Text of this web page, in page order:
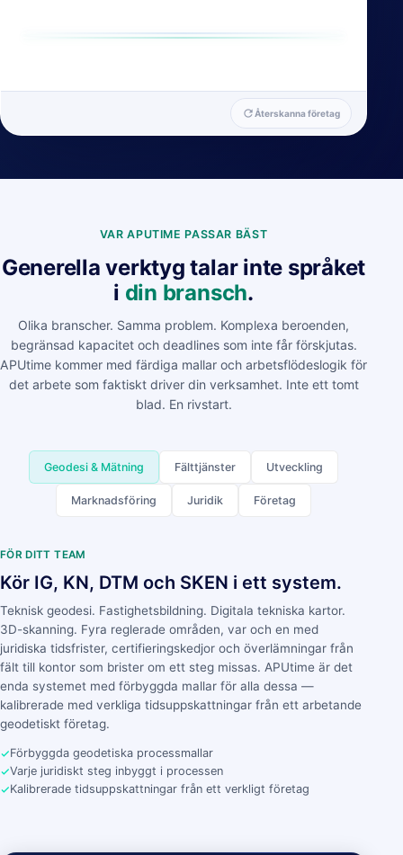
refreshÅterskanna företag
VAR APUTIME PASSAR BÄST
Generella verktyg talar inte språket
i din bransch.
Olika branscher. Samma problem. Komplexa beroenden,
begränsad kapacitet och deadlines som inte får förskjutas.
APUtime kommer med färdiga mallar och arbetsflödeslogik för
det arbete som faktiskt driver din verksamhet. Inte ett tomt
blad. En rivstart.
Geodesi & Mätning Fälttjänster Utveckling
Marknadsföring Juridik Företag
FÖR DITT TEAM
Kör IG, KN, DTM och SKEN i ett system.
Teknisk geodesi. Fastighetsbildning. Digitala tekniska kartor.
3D-skanning. Fyra reglerade områden, var och en med
juridiska tidsfrister, certifieringskedjor och överlämningar från
fält till kontor som brister om ett steg missas. APUtime är det
enda systemet med förbyggda mallar för alla dessa —
kalibrerade med verkliga tidsuppskattningar från ett arbetande
geodetiskt företag.
Förbyggda geodetiska processmallar
Varje juridiskt steg inbyggt i processen
Kalibrerade tidsuppskattningar från ett verkligt företag